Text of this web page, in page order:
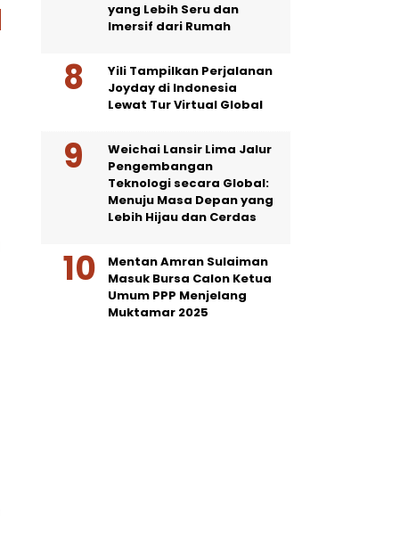
yang Lebih Seru dan
Imersif dari Rumah
Yili Tampilkan Perjalanan
Joyday di Indonesia
Lewat Tur Virtual Global
Weichai Lansir Lima Jalur
Pengembangan
Teknologi secara Global:
Menuju Masa Depan yang
Lebih Hijau dan Cerdas
Mentan Amran Sulaiman
Masuk Bursa Calon Ketua
Umum PPP Menjelang
Muktamar 2025